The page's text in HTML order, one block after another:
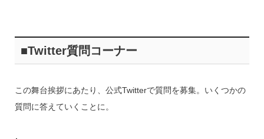
■Twitter質問コーナー
この舞台挨拶にあたり、公式Twitterで質問を募集。いくつかの
質問に答えていくことに。